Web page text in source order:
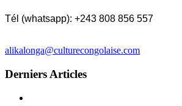
Tél (whatsapp): +243 808 856 557
alikalonga@culturecongolaise.com
Derniers Articles